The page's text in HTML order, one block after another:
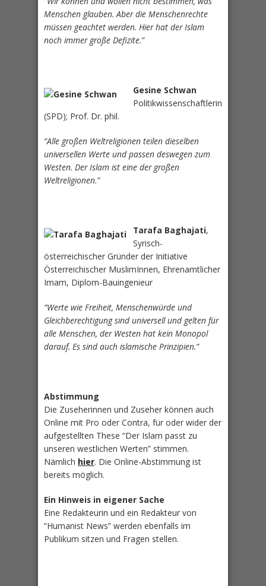
Menschen glauben. Aber die Menschenrechte
müssen geachtet werden. Hier hat der Islam
noch immer große Defizite.”
Gesine Schwan
Politikwissenschaftlerin
(SPD); Prof. Dr. phil.
“Alle großen Weltreligionen teilen dieselben
universellen Werte und passen deswegen zum
Westen. Der Islam ist eine der großen
Weltreligionen.”
Tarafa Baghajati,
Syrisch-
österreichischer Gründer der Initiative
Österreichischer MuslimInnen, Ehrenamtlicher
Imam, Diplom-Bauingenieur
“Werte wie Freiheit, Menschenwürde und
Gleichberechtigung sind universell und gelten für
alle Menschen, der Westen hat kein Monopol
darauf. Es sind auch islamische Prinzipien.”
Abstimmung
Die Zuseherinnen und Zuseher können auch
Online mit Pro oder Contra, für oder wider der
aufgestellten These “Der Islam passt zu
unseren westlichen Werten” stimmen.
Nämlich hier. Die Online-Abstimmung ist
bereits möglich.
Ein Hinweis in eigener Sache
Eine Redakteurin und ein Redakteur von
“Humanist News” werden ebenfalls im
Publikum sitzen und Fragen stellen.